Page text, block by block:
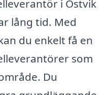
i Ostvik
lång tid. Med
du enkelt få en
som
Du